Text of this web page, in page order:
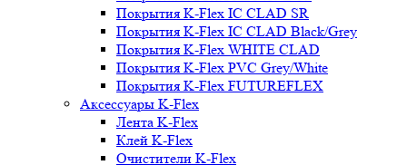
Покрытия K-Flex IC CLAD SR
Покрытия K-Flex IC CLAD Black/Grey
Покрытия K-Flex WHITE CLAD
Покрытия K-Flex PVC Grey/White
Покрытия K-Flex FUTUREFLEX
Аксессуары K-Flex
Лента K-Flex
Клей K-Flex
Очистители K-Flex